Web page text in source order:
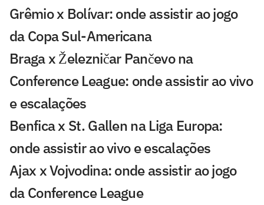
Grêmio x Bolívar: onde assistir ao jogo
da Copa Sul-Americana
Braga x Železničar Pančevo na
Conference League: onde assistir ao vivo
e escalações
Benfica x St. Gallen na Liga Europa:
onde assistir ao vivo e escalações
Ajax x Vojvodina: onde assistir ao jogo
da Conference League